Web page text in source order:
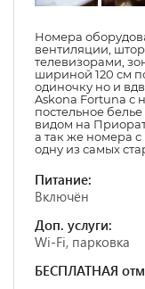
Номера
вентиляции,
телевизорами,
шириной 120 см
одиночку но и
Askona Fortuna с
постельное
видом на
а так же номера с
одну из самых
Питание:
Включён
Доп. услуги:
Wi-Fi, парковка
БЕСПЛАТНАЯ